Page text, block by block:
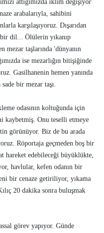
attığımızda iklim değişiyor
arabalarıyla, sahibini
karşılaşıyoruz. Dışarıdan
dil... Ölülerin yıkanıp
mezar taşlarında 'dünyanın
ise mezarlığın bitişiğinde
Gasilhanenin hemen yanında
bir mezar taşı.
odasının koltuğunda için
kaybetmiş. Onu teselli etmeye
görünüyor. Biz de bu arada
Röportaja geçmeden boş bir
edebileceği büyüklükte,
havlular, kefen odanın bir
bir cenaze getiriliyor, yıkama
20 dakika sonra buluşmak
görev yapıyor. Günde